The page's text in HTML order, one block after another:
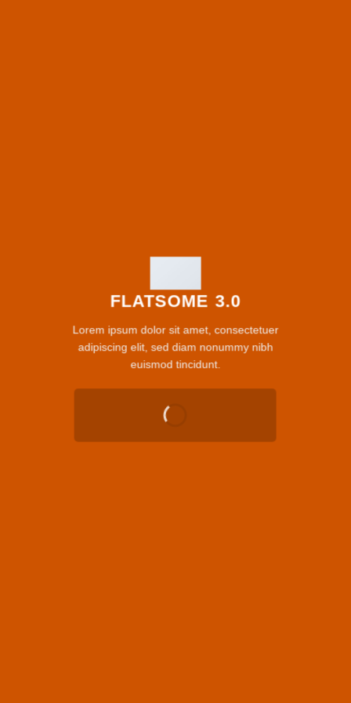
FLATSOME 3.0
Lorem ipsum dolor sit amet, consectetuer
adipiscing elit, sed diam nonummy nibh
euismod tincidunt.